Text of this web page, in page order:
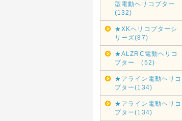
型電動ヘリコプター
(132)
★XKヘリコプターシ
リーズ(87)
★ALZRC電動ヘリコ
プター (52)
★アライン電動ヘリコ
プター(134)
★アライン電動ヘリコ
プター(134)